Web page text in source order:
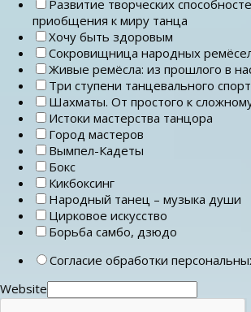
Развитие творческих
приобщения к миру танца
Хочу быть здоровым
Сокровищница народных
Живые ремёсла: из прошлого в
Три ступени танцевального
Шахматы. От простого к
Истоки мастерства танцора
Город мастеров
Вымпел-Кадеты
Бокс
Кикбоксинг
Народный танец – музыка души
Цирковое искусство
Борьба самбо, дзюдо
Согласие обработки
Website